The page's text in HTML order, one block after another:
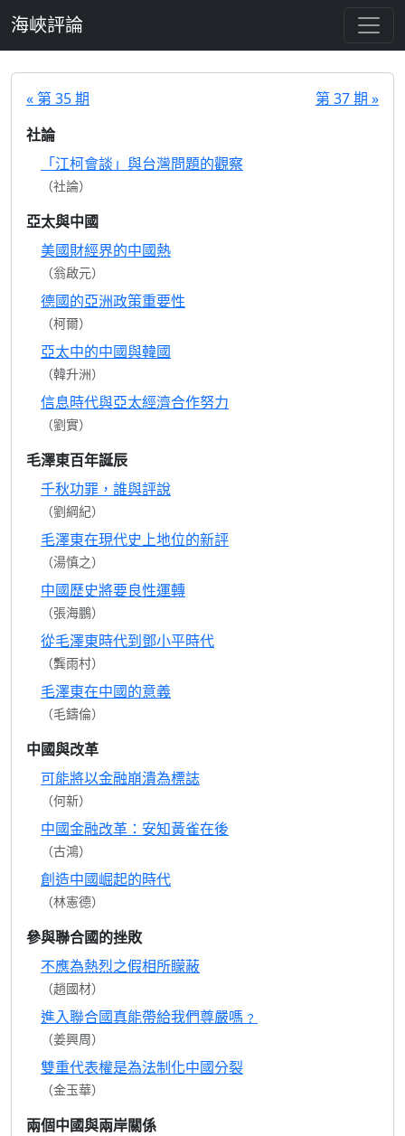
海峽評論
« 第 35 期
第 37 期 »
社論
「江柯會談」與台灣問題的觀察
（社論）
亞太與中國
美國財經界的中國熱
（翁啟元）
德國的亞洲政策重要性
（柯爾）
亞太中的中國與韓國
（韓升洲）
信息時代與亞太經濟合作努力
（劉實）
毛澤東百年誕辰
千秋功罪，誰與評說
（劉綱紀）
毛澤東在現代史上地位的新評
（湯慎之）
中國歷史將要良性運轉
（張海鵬）
從毛澤東時代到鄧小平時代
（龔雨村）
毛澤東在中國的意義
（毛鑄倫）
中國與改革
可能將以金融崩潰為標誌
（何新）
中國金融改革：安知黃雀在後
（古鴻）
創造中國崛起的時代
（林憲德）
參與聯合國的挫敗
不應為熱烈之假相所矇蔽
（趙國材）
進入聯合國真能帶給我們尊嚴嗎﹖
（姜興周）
雙重代表權是為法制化中國分裂
（金玉華）
兩個中國與兩岸關係